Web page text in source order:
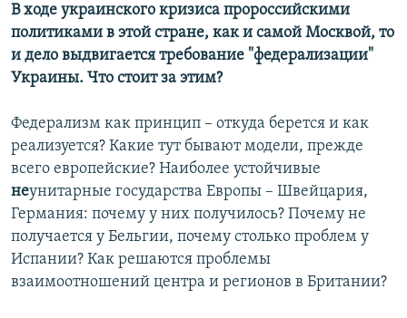
В ходе украинского кризиса пророссийскими
политиками в этой стране, как и самой Москвой, то
и дело выдвигается требование "федерализации"
Украины. Что стоит за этим?
Федерализм как принцип – откуда берется и как
реализуется? Какие тут бывают модели, прежде
всего европейские? Наиболее устойчивые
неунитарные государства Европы – Швейцария,
Германия: почему у них получилось? Почему не
получается у Бельгии, почему столько проблем у
Испании? Как решаются проблемы
взаимоотношений центра и регионов в Британии?